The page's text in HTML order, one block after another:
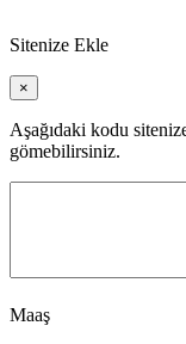
Sitenize Ekle
×
Aşağıdaki kodu
gömebilirsiniz.
Maaş